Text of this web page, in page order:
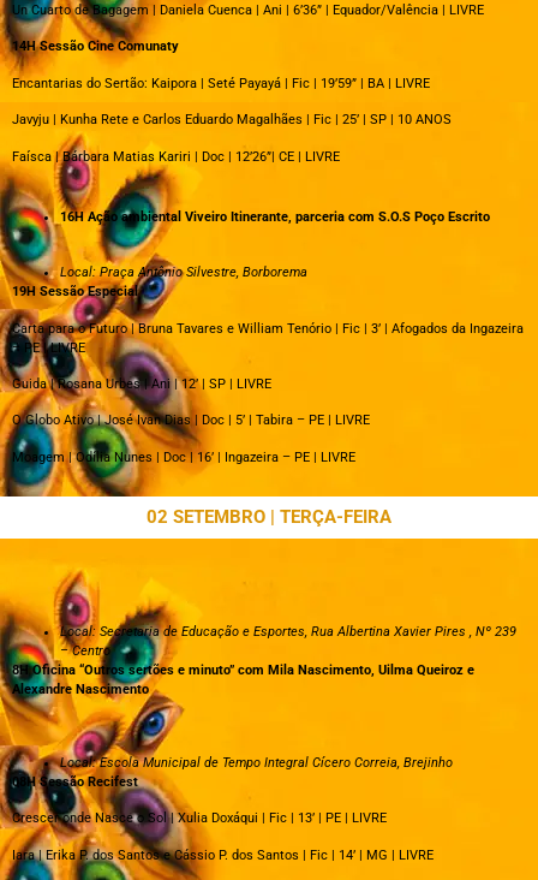
Un Cuarto de Bagagem | Daniela Cuenca | Ani | 6’36” | Equador/Valência | LIVRE
14H Sessão Cine Comunaty
Encantarias do Sertão: Kaipora | Seté Payayá | Fic | 19’59” | BA | LIVRE
Javyju | Kunha Rete e Carlos Eduardo Magalhães | Fic | 25’ | SP | 10 ANOS
Faísca | Bárbara Matias Kariri | Doc | 12’26”| CE | LIVRE
16H Ação ambiental Viveiro Itinerante, parceria com S.O.S Poço Escrito
Local: Praça Antônio Silvestre, Borborema
19H Sessão Especial
Carta para o Futuro | Bruna Tavares e William Tenório | Fic | 3’ | Afogados da Ingazeira
– PE | LIVRE
Guida | Rosana Urbes | Ani | 12’ | SP | LIVRE
O Globo Ativo | José Ivan Dias | Doc | 5’ | Tabira – PE | LIVRE
Moagem | Odília Nunes | Doc | 16’ | Ingazeira – PE | LIVRE
02 SETEMBRO | TERÇA-FEIRA
Local: Secretaria de Educação e Esportes, Rua Albertina Xavier Pires , Nº 239
– Centro
8H Oficina “Outros sertões e minuto” com Mila Nascimento, Uilma Queiroz e
Alexandre Nascimento
Local: Escola Municipal de Tempo Integral Cícero Correia, Brejinho
08H Sessão Recifest
Crescer onde Nasce o Sol | Xulia Doxáqui | Fic | 13’ | PE | LIVRE
Iara | Erika P. dos Santos e Cássio P. dos Santos | Fic | 14’ | MG | LIVRE